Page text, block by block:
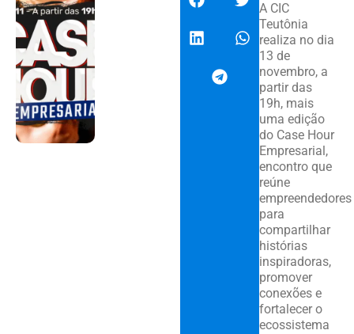
A CIC
Teutônia
realiza no dia
13 de
novembro, a
partir das
19h, mais
uma edição
do Case Hour
Empresarial,
encontro que
reúne
empreendedores
para
compartilhar
histórias
inspiradoras,
promover
conexões e
fortalecer o
ecossistema